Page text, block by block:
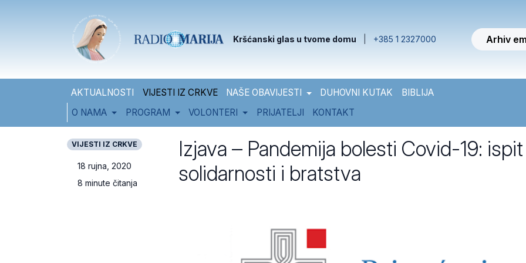
Kršćanski glas u tvome domu +385 1 2327000 Arhiv
AKTUALNOSTI VIJESTI IZ CRKVE NAŠE OBAVIJESTI DUHOVNI KUTAK
BIBLIJA
O NAMA
PROGRAM VOLONTERI PRIJATELJI KONTAKT
VIJESTI IZ CRKVE
18 rujna, 2020
8 minute čitanja
Izjava – Pandemija bolesti Covid-19: ispit
solidarnosti i bratstva